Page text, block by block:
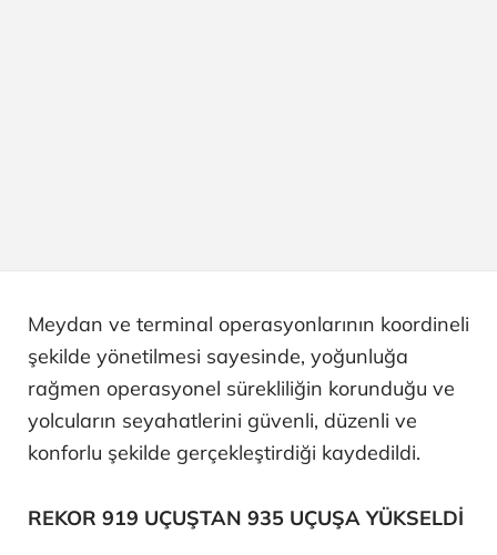
Meydan ve terminal operasyonlarının koordineli
şekilde yönetilmesi sayesinde, yoğunluğa
rağmen operasyonel sürekliliğin korunduğu ve
yolcuların seyahatlerini güvenli, düzenli ve
konforlu şekilde gerçekleştirdiği kaydedildi.
REKOR 919 UÇUŞTAN 935 UÇUŞA YÜKSELDİ